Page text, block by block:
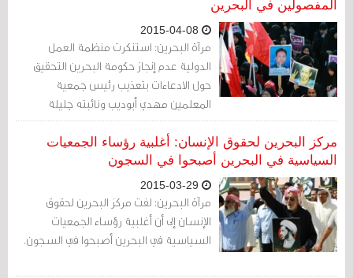
المفصولين في البحرين
مرآة البحرين: استنكرت منظمة العمل
الدولية عدم إنجاز حكومة البحرين التحقيق
حول الادعاءات بتعذيب رئيس جمعية
المعلمين مهدي أبوديب ونائبته جليلة
السلمان، داعية إلى الإفراج عن أبوديب وتعديل
القوانين البحرينية لتضمن حرية تكوين
الجمعيات.
مركز البحرين لحقوق الإنسان: أغلبية رؤساء الجمعيات
السياسية في البحرين أصبحوا في السجون
مرآة البحرين: لفت مركز البحرين لحقوق
الإنسان إلى أن أغلبية رؤساء الجمعيات
السياسية في البحرين أصبحوا في السجون.